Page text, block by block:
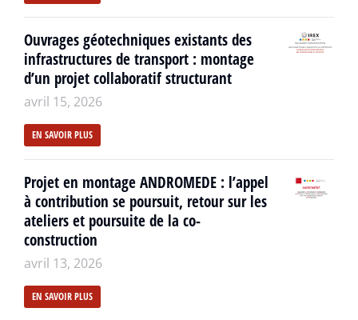
Ouvrages géotechniques existants des
infrastructures de transport : montage
d’un projet collaboratif structurant
avril 15, 2026
EN SAVOIR PLUS
Projet en montage ANDROMEDE : l’appel
à contribution se poursuit, retour sur les
ateliers et poursuite de la co-
construction
avril 13, 2026
EN SAVOIR PLUS